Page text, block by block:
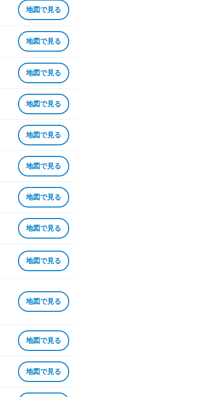
地図で見る
地図で見る
地図で見る
地図で見る
地図で見る
地図で見る
地図で見る
地図で見る
地図で見る
地図で見る
地図で見る
地図で見る